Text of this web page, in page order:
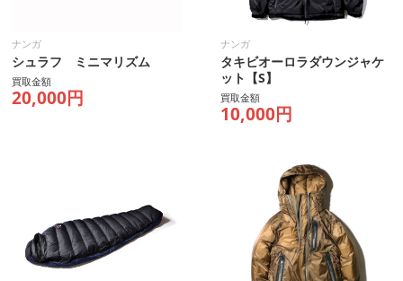
ナンガ
シュラフ ミニマリズム
買取金額
20,000円
ナンガ
タキビオーロラダウンジャケ
ット【S】
買取金額
10,000円